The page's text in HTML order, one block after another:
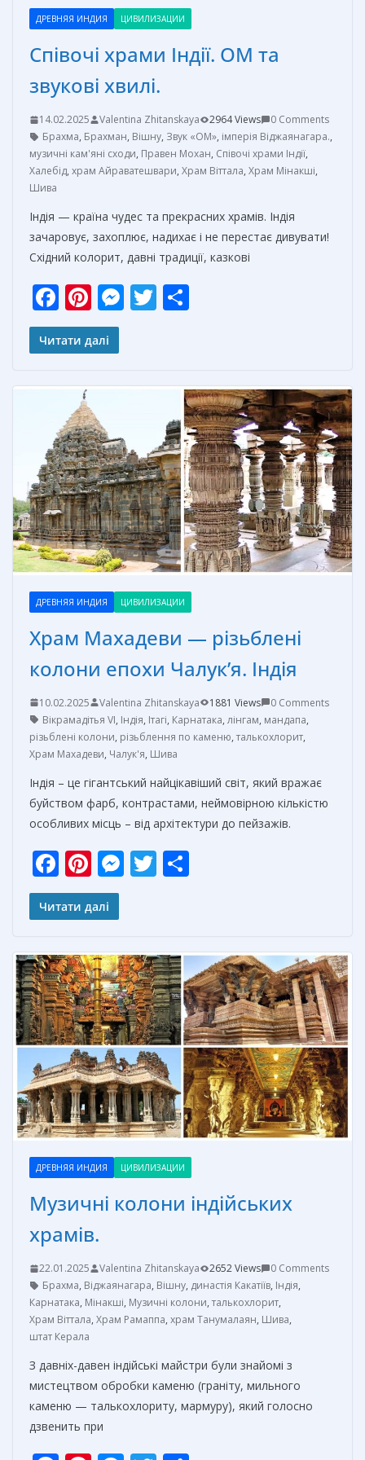
ДРЕВНЯЯ ИНДИЯ ЦИВИЛИЗАЦИИ
Співочі храми Індії. ОМ та
звукові хвилі.
14.02.2025 Valentina Zhitanskaya 2964 Views
0 Comments
Брахма, Брахман, Вішну, Звук «ОМ», імперія Віджаянагара.,
музичні кам'яні сходи, Правен Мохан, Співочі храми Індії,
Халебід, храм Айраватешвари, Храм Віттала, Храм Мінакші,
Шива
Індія — країна чудес та прекрасних храмів. Індія
зачаровує, захоплює, надихає і не перестає дивувати!
Східний колорит, давні традиції, казкові
F
ac
e
o
k
Pi
nt
er
st
M
er
T
а
в
и
т
ь
Читати далі
ДРЕВНЯЯ ИНДИЯ ЦИВИЛИЗАЦИИ
Храм Махадеви — різьблені
колони епохи Чалук’я. Індія
10.02.2025 Valentina Zhitanskaya 1881 Views
0 Comments
Вікрамадітья VI, Індія, Ітагі, Карнатака, лінгам, мандапа,
різьблені колони, різьблення по каменю, талькохлорит,
Храм Махадеви, Чалук'я, Шива
Індія – це гігантський найцікавіший світ, який вражає
буйством фарб, контрастами, неймовірною кількістю
особливих місць – від архітектури до пейзажів.
F
ac
e
o
o
k
Pi
nt
er
st
M
n
g
er
T
а
в
и
т
ь
Читати далі
ДРЕВНЯЯ ИНДИЯ ЦИВИЛИЗАЦИИ
Музичні колони індійських
храмів.
22.01.2025 Valentina Zhitanskaya 2652 Views
0 Comments
Брахма, Віджаянагара, Вішну, династія Какатіїв, Індія,
Карнатака, Мінакші, Музичні колони, талькохлорит,
Храм Віттала, Храм Рамаппа, храм Танумалаян, Шива,
штат Керала
З давніх-давен індійські майстри були знайомі з
мистецтвом обробки каменю (граніту, мильного
каменю — талькохлориту, мармуру), який голосно
дзвенить при